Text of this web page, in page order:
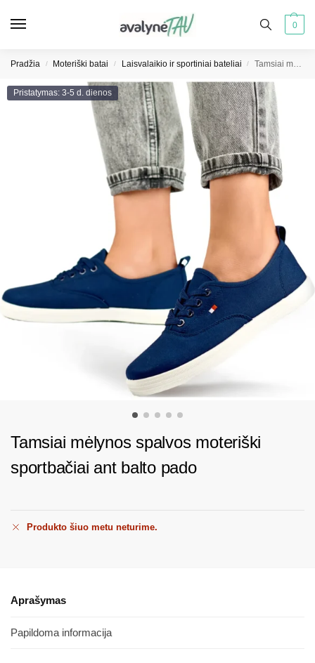
0
Pradžia / Moteriški batai / Laisvalaikio ir sportiniai bateliai / Tamsiai mėlynos spalvos moteriški sportbačiai ant balto pado
Pristatymas: 3-5 d. dienos
Tamsiai mėlynos spalvos moteriški
sportbačiai ant balto pado
Produkto šiuo metu neturime.
Aprašymas
Papildoma informacija